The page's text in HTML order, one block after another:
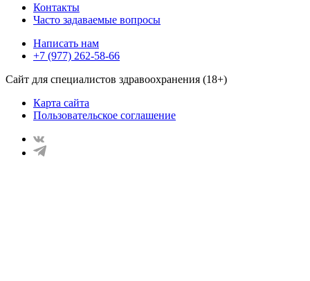
Контакты
Часто задаваемые вопросы
Написать нам
+7 (977) 262-58-66
Сайт для специалистов здравоохранения (18+)
Карта сайта
Пользовательское соглашение